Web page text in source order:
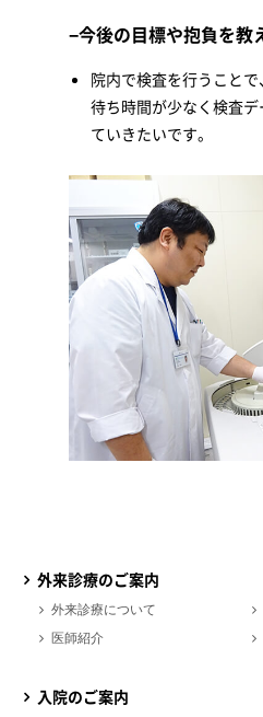
今後の目標や抱負を教
院内で検査を行うことで
待ち時間が少なく検査
ていきたいです。
外来診療のご案内
外来診療について
医師紹介
入院のご案内